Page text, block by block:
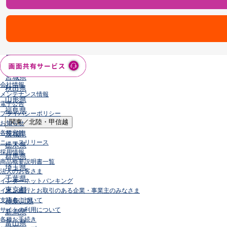
店舗・ATM
店舗
北海道
青森県
岩手県
宮城県
秋田県
山形県
福島県
関東／北陸・甲信越
茨城県
栃木県
群馬県
埼玉県
千葉県
東京都
神奈川県
新潟県
富山県
会社情報
メンテナンス情報
電子公告
プライバシーポリシー
お知らせ
各種方針
ニュースリリース
採用情報
商品概要説明書一覧
法人のお客さま
インターネットバンキング
イオン銀行とお取引のある企業・事業主のみなさま
支店名について
サイトの利用について
各種お手続き